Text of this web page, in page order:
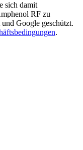
sich damit
RF zu
Google geschützt.
.